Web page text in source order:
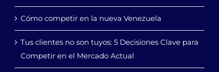
Cómo competir en la nueva Venezuela
Tus clientes no son tuyos: 5 Decisiones Clave para
Competir en el Mercado Actual